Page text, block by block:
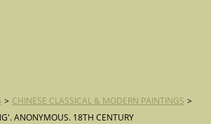
> CHINESE CLASSICAL & MODERN PAINTINGS >
ANONYMOUS. 18TH CENTURY